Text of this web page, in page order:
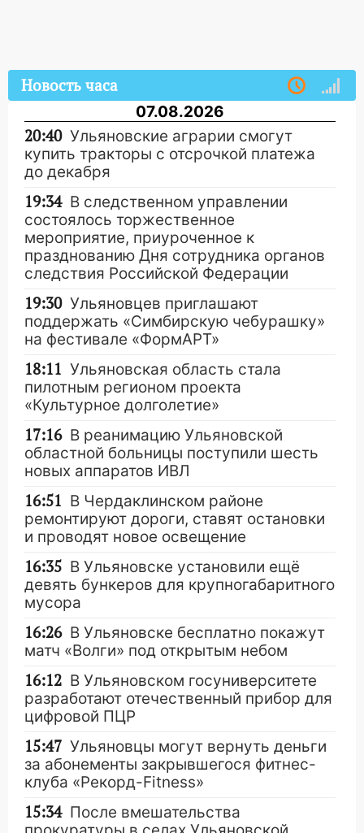
Новость часа
07.08.2026
20:40 Ульяновские аграрии смогут
купить тракторы с отсрочкой платежа
до декабря
19:34 В следственном управлении
состоялось торжественное
мероприятие, приуроченное к
празднованию Дня сотрудника органов
следствия Российской Федерации
19:30 Ульяновцев приглашают
поддержать «Симбирскую чебурашку»
на фестивале «ФормАРТ»
18:11 Ульяновская область стала
пилотным регионом проекта
«Культурное долголетие»
17:16 В реанимацию Ульяновской
областной больницы поступили шесть
новых аппаратов ИВЛ
16:51 В Чердаклинском районе
ремонтируют дороги, ставят остановки
и проводят новое освещение
16:35 В Ульяновске установили ещё
девять бункеров для крупногабаритного
мусора
16:26 В Ульяновске бесплатно покажут
матч «Волги» под открытым небом
16:12 В Ульяновском госуниверситете
разработают отечественный прибор для
цифровой ПЦР
15:47 Ульяновцы могут вернуть деньги
за абонементы закрывшегося фитнес-
клуба «Рекорд-Fitness»
15:34 После вмешательства